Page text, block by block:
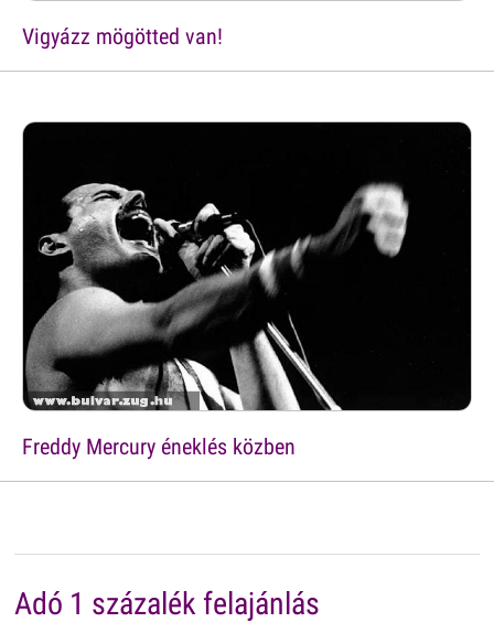
Vigyázz mögötted van!
Freddy Mercury éneklés közben
Adó 1 százalék felajánlás